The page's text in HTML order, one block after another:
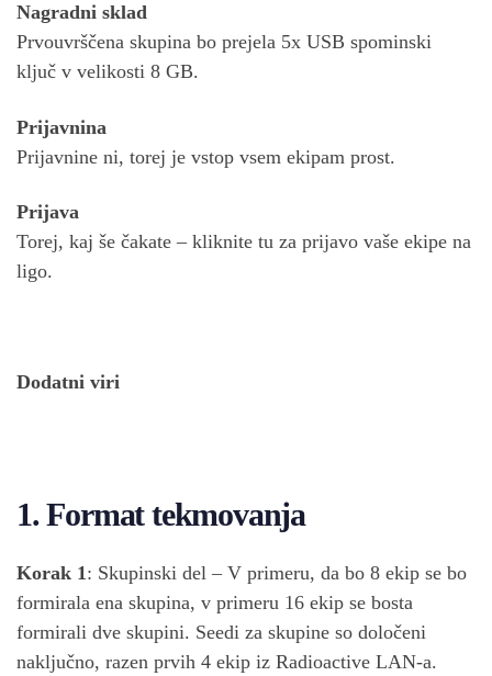
Nagradni sklad
Prvouvrščena skupina bo prejela 5x USB spominski
ključ v velikosti 8 GB.
Prijavnina
Prijavnine ni, torej je vstop vsem ekipam prost.
Prijava
Torej, kaj še čakate – kliknite tu za prijavo vaše ekipe na
ligo.
Dodatni viri
1. Format tekmovanja
Korak 1: Skupinski del – V primeru, da bo 8 ekip se bo
formirala ena skupina, v primeru 16 ekip se bosta
formirali dve skupini. Seedi za skupine so določeni
naključno, razen prvih 4 ekip iz Radioactive LAN-a.